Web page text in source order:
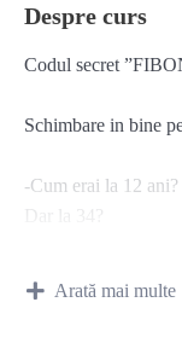
Despre curs
Codul secret
Schimbare in bine
-Cum erai la 12
Dar la 34?
-Cum dizolvi rapid
Arată mai multe